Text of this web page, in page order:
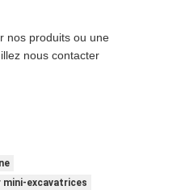
nos produits ou une
nous contacter
excavatrices